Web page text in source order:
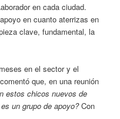
aborador en cada ciudad.
en cuanto aterrizas en
clave, fundamental, la
en el sector y el
que, en una reunión
estos chicos nuevos de
un grupo de apoyo?Con